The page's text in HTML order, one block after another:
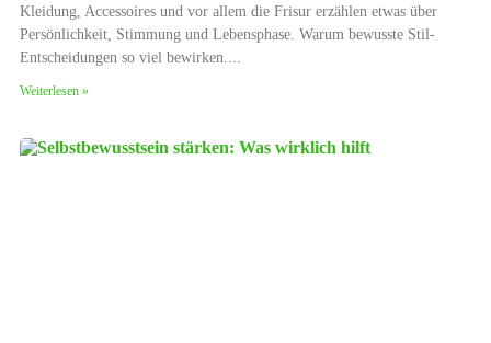
Kleidung, Accessoires und vor allem die Frisur erzählen etwas über
Persönlichkeit, Stimmung und Lebensphase. Warum bewusste Stil-
Entscheidungen so viel bewirken.
Weiterlesen »